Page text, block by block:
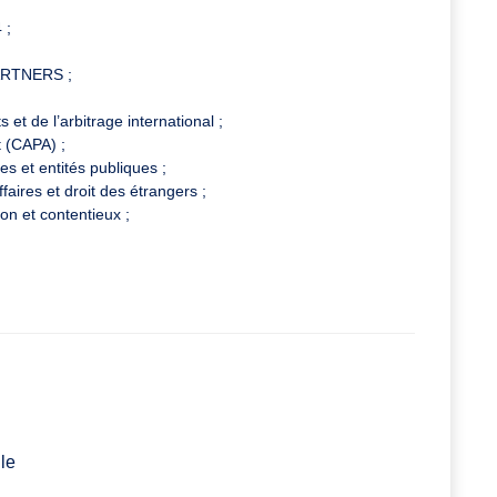
;
;
et de l’arbitrage international ;
(CAPA) ;
et entités publiques ;
et droit des étrangers ;
et contentieux ;